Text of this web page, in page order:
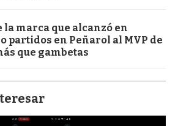
la marca que alcanzó en
partidos en Peñarol al MVP de
que gambetas